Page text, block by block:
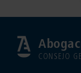
CONSEJO